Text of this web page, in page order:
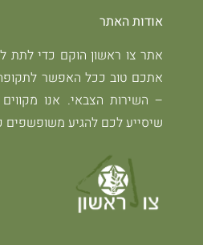
אודות האתר
אתר צו ראשון הוקם כדי לתת
אתכם טוב ככל האפשר
– השירות הצבאי. אנו
שיסייע לכם להגיע